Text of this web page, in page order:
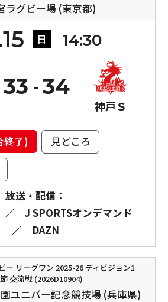
ラグビー場 (東京都)
日 14:30
33
神戸Ｓ
34
終了)
見どころ
放送・配信：
／
J SPORTSオンデマンド
／
DAZN
ー リーグワン 2025-26 ディビジョン1
交流戦 (2026D10904)
ユニバー記念競技場 (兵庫県)